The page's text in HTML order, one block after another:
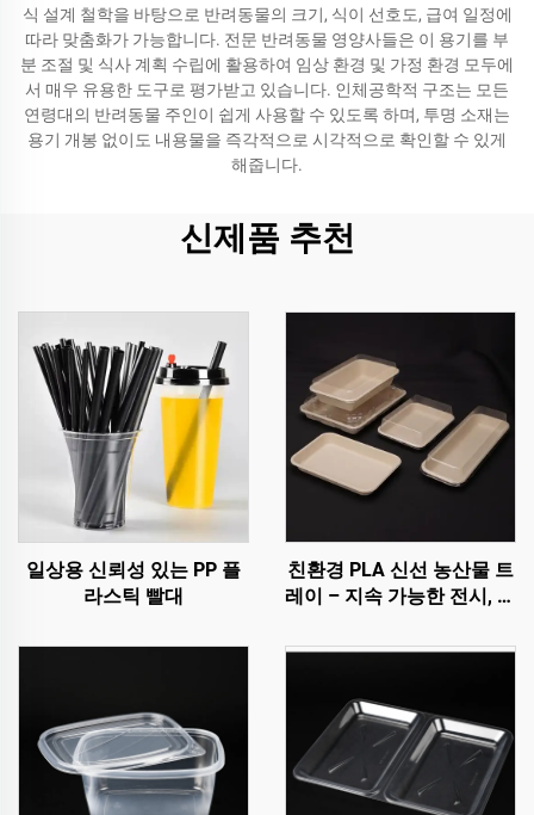
식 설계 철학을 바탕으로 반려동물의 크기, 식이 선호도, 급여 일정에
따라 맞춤화가 가능합니다. 전문 반려동물 영양사들은 이 용기를 부
분 조절 및 식사 계획 수립에 활용하여 임상 환경 및 가정 환경 모두에
서 매우 유용한 도구로 평가받고 있습니다. 인체공학적 구조는 모든
연령대의 반려동물 주인이 쉽게 사용할 수 있도록 하며, 투명 소재는
용기 개봉 없이도 내용물을 즉각적으로 시각적으로 확인할 수 있게
해줍니다.
신제품 추천
일상용 신뢰성 있는 PP 플
라스틱 빨대
친환경 PLA 신선 농산물 트
레이 – 지속 가능한 전시, 판